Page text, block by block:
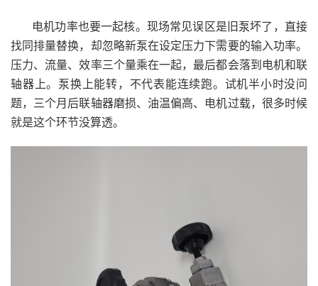
电机功率也要一起核。现场常见误区是旧泵坏了，直接
找同排量替换，却忽略新泵在设定压力下需要的输入功率。
压力、流量、效率三个量乘在一起，最后都会落到电机和联
轴器上。泵换上能转，不代表能连续跑。试机半小时没问
题，三个月后联轴器磨损、油温偏高、电机过载，很多时候
就是这个环节没算透。